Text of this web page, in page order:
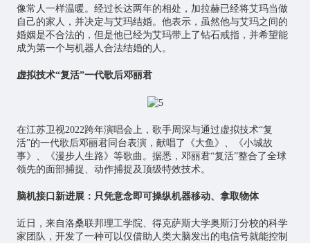
像常人一样温暖。经过长达两年的相处，加拉赫已经将艾玛当做
自己的家人，并决定与艾玛结婚。他表示，虽然他与艾玛之间的
婚姻是不合法的，但是他已经为艾玛带上了钻石戒指，并希望能
成为第一个与机器人合法结婚的人。
虚拟技术“复活”一代歌后邓丽君
在江苏卫视2022跨年演唱会上，歌手周深与通过虚拟技术“复
活”的一代歌后邓丽君同台表演，献唱了《大鱼》、《小城故
事》、《漫步人生路》等歌曲。据悉，邓丽君“复活”整合了全球
领先的面部捕捉、动作捕捉及顶级特效技术。
脑机接口新进展：只凭意念即可操纵机器移动、拿取物体
近日，来自洛桑联邦理工学院、得克萨斯大学奥斯汀分校的科学
家团队，开发了一种可以仅借助人类大脑发出的电信号就能控制